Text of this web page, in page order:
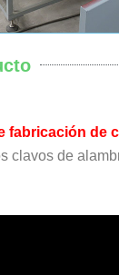
fabricación de
clavos de